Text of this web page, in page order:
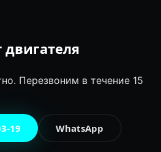
Перезвоним в течение 15
19 WhatsApp